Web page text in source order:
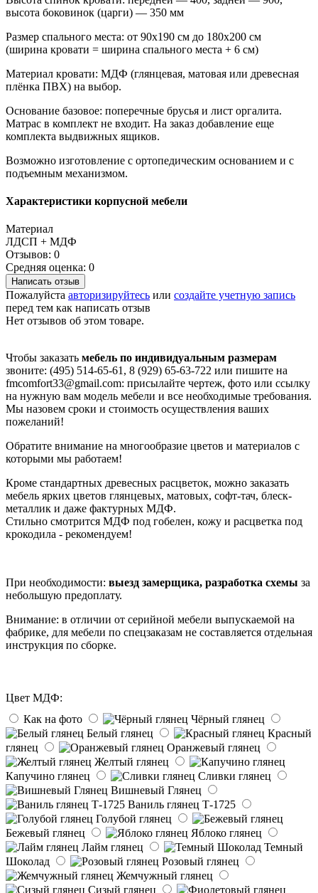
высота боковинок (царги) — 350 мм
Размер спального места: от 90х190 см до 180х200 см
(ширина кровати = ширина спального места + 6 см)
Материал кровати: МДФ (глянцевая, матовая или древесная
плёнка ПВХ) на выбор.
Основание базовое: поперечные брусья и лист оргалита.
Матрас в комплект не входит. На заказ добавление еще
комплекта выдвижных ящиков.
Возможно изготовление с ортопедическим основанием и с
подъемным механизмом.
Характеристики корпусной мебели
Материал
ЛДСП + МДФ
Отзывов: 0
Средняя оценка: 0
Написать отзыв
Пожалуйста авторизируйтесь или создайте учетную запись
перед тем как написать отзыв
Нет отзывов об этом товаре.
Чтобы заказать мебель по индивидуальным размерам
звоните: (495) 514-65-61, 8 (929) 65-63-722 или пишите на
fmcomfort33@gmail.com: присылайте чертеж, фото или ссылку
на нужную вам модель мебели и все необходимые требования.
Мы назовем сроки и стоимость осуществления ваших
пожеланий!
Обратите внимание на многообразие цветов и материалов с
которыми мы работаем!
Кроме стандартных древесных расцветок, можно заказать
мебель ярких цветов глянцевых, матовых, софт-тач, блеск-
металлик и даже фактурных МДФ.
Стильно смотрится МДФ под гобелен, кожу и расцветка под
крокодила - рекомендуем!
При необходимости: выезд замерщика, разработка схемы за
небольшую предоплату.
Внимание: в отличии от серийной мебели выпускаемой на
фабрике, для мебели по спецзаказам не составляется отдельная
инструкция по сборке.
Цвет МДФ:
Как на фото
Чёрный глянец
Белый глянец
Красный
глянец
Оранжевый глянец
Желтый глянец
Капучино глянец
Сливки глянец
Вишневый Глянец
Ваниль глянец Т-1725
Голубой глянец
Бежевый глянец
Яблоко глянец
Лайм глянец
Темный
Шоколад
Розовый глянец
Жемчужный глянец
Сизый глянец